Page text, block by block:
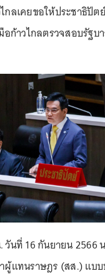
ลเคยขอให้ประชาธิปัต
ก้าวไกลตรวจสอบรัฐบ
. วันที่ 16 กันยายน
ผู้แทนราษฎร (สส.) แบ